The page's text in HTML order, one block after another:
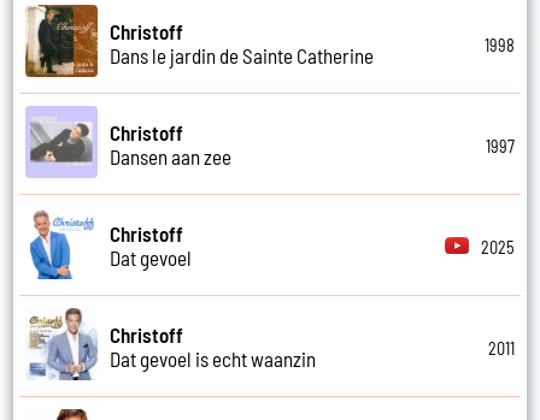
Christoff
Dans le jardin de Sainte Catherine
1998
Christoff
Dansen aan zee
1997
Christoff
Dat gevoel
2025
Christoff
Dat gevoel is echt waanzin
2011